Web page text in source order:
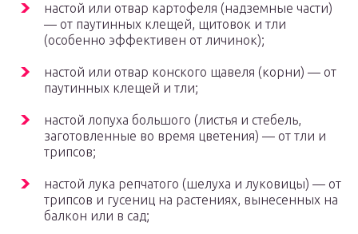
настой или отвар картофеля (надземные части)
— от паутинных клещей, щитовок и тли
(особенно эффективен от личинок);
настой или отвар конского щавеля (корни) — от
паутинных клещей и тли;
настой лопуха большого (листья и стебель,
заготовленные во время цветения) — от тли и
трипсов;
настой лука репчатого (шелуха и луковицы) — от
трипсов и гусениц на растениях, вынесенных на
балкон или в сад;